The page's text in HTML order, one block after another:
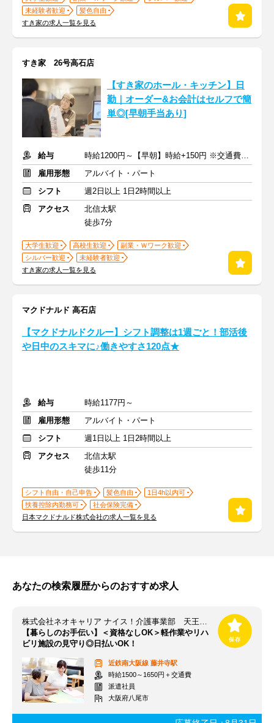
未経験者歓迎
髪色自由
すき家の求人一覧を見る
すき家 26号高石店
【すき家のホール・キッチン】日
勤｜オーダー&お会計はセルフで簡
単◎[早朝手当あり]
給与
時給1200円～【早朝】時給+150円 ※交通費支給
雇用形態
アルバイト・パート
シフト
週2日以上 1日2時間以上
アクセス
北信太駅
徒歩7分
大学生歓迎 高校生歓迎
副業・Ｗワーク歓迎
シルバー歓迎
未経験者歓迎
すき家の求人一覧を見る
マクドナルド 高石店
【マクドナルドクルー】シフト調整は1週ごと！部活後
や日中のスキマに♪働きやすさ120点★
給与
時給1177円～
雇用形態
アルバイト・パート
シフト
週1日以上 1日2時間以上
アクセス
北信太駅
徒歩11分
シフト自由・自己申告 髪色自由
1日4h以内可
扶養控除内勤務可
社会保険完備
日本マクドナルド株式会社の求人一覧を見る
あなたの検索履歴からのおすすめ求人
株式会社ネオキャリア ナイス！介護事業部 天王寺支店／TNJ
【暮らしのお手伝い】＜資格なしOK＞軽作業やリハ
ビリ施設の見守り◎日払いOK！
近鉄南大阪線 藤井寺駅
時給1500～1650円＋交通費
派遣社員
大阪府八尾市